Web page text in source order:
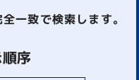
一致で検索します。
序